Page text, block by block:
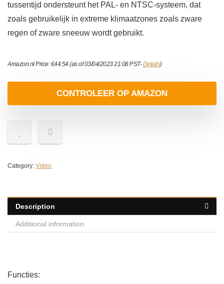
tussentijd ondersteunt het PAL- en NTSC-systeem, dat
zoals gebruikelijk in extreme klimaatzones zoals zware
regen of zware sneeuw wordt gebruikt.
Amazon.nl Price:€44.54(as of 03/04/2023 21:08 PST-Details)
CONTROLEER OP AMAZON
Category: Video
Description
Additional information
Functies: